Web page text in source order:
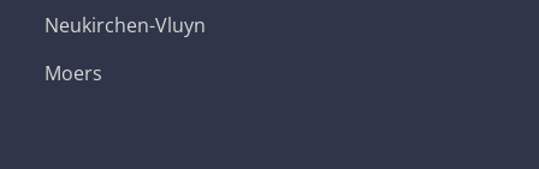
Neukirchen-Vluyn
Moers